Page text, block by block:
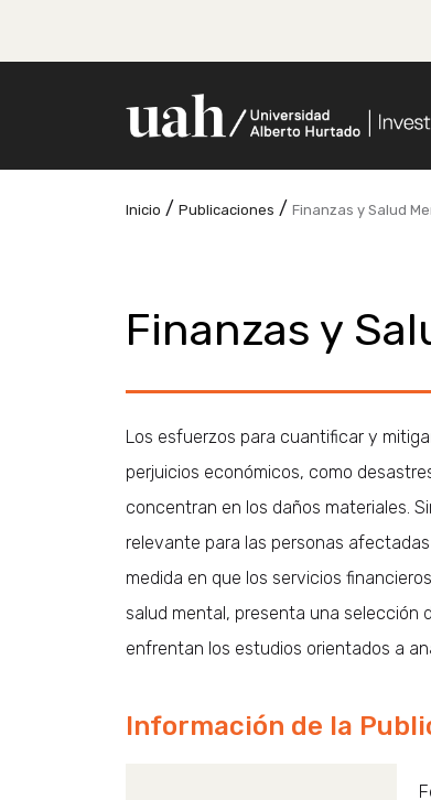
Inicio / Publicaciones / Finanzas y Salud
Finanzas y
Los esfuerzos para cuantificar y
perjuicios económicos, como
concentran en los daños materiales.
relevante para las personas
medida en que los servicios
salud mental, presenta una selección
enfrentan los estudios orientados a
Información de la